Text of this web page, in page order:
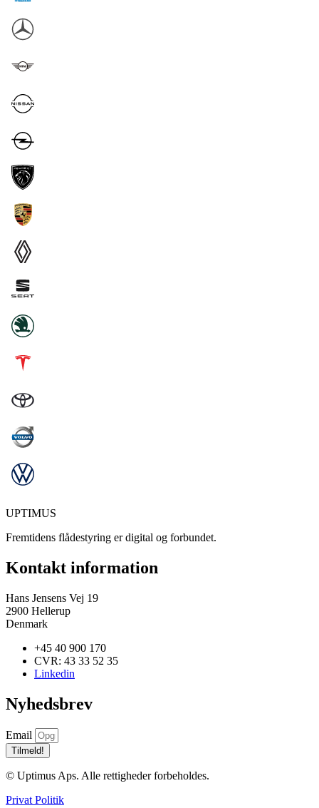
UPTIMUS
Fremtidens flådestyring er digital og forbundet.
Kontakt information
Hans Jensens Vej 19
2900 Hellerup
Denmark
+45 40 900 170
CVR: 43 33 52 35​
Linkedin
Nyhedsbrev
Email
Tilmeld!
© Uptimus Aps. Alle rettigheder forbeholdes.
Privat Politik